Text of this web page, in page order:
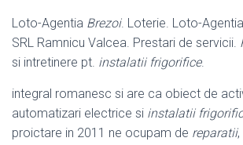
Loto-Agentia Brezoi. Loterie. Loto-Agentia
SRL Ramnicu Valcea. Prestari de servicii.
si intretinere pt. instalatii frigorifice.
integral romanesc si are ca obiect de
automatizari electrice si instalatii
proictare in 2011 ne ocupam de reparatii